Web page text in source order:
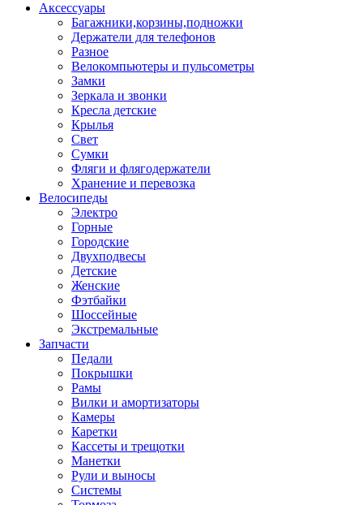
Аксессуары
Багажники,корзины,подножки
Держатели для телефонов
Разное
Велокомпьютеры и пульсометры
Замки
Зеркала и звонки
Кресла детские
Крылья
Свет
Сумки
Фляги и флягодержатели
Хранение и перевозка
Велосипеды
Электро
Горные
Городские
Двухподвесы
Детские
Женские
Фэтбайки
Шоссейные
Экстремальные
Запчасти
Педали
Покрышки
Рамы
Вилки и амортизаторы
Камеры
Каретки
Кассеты и трещотки
Манетки
Рули и выносы
Системы